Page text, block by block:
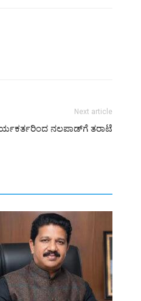
Next article
ನಲಪಾಡ್​ಗೆ ತರಾಟೆ